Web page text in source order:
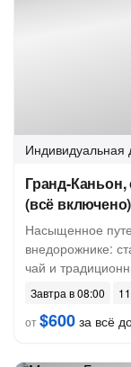
Индивидуальная
Гранд-
(всё включено)
Насыщенное
внедорожнике:
чай и
Завтра в 08:00
от$600 за всё